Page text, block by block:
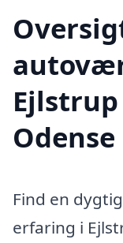
Find en
erfaring i